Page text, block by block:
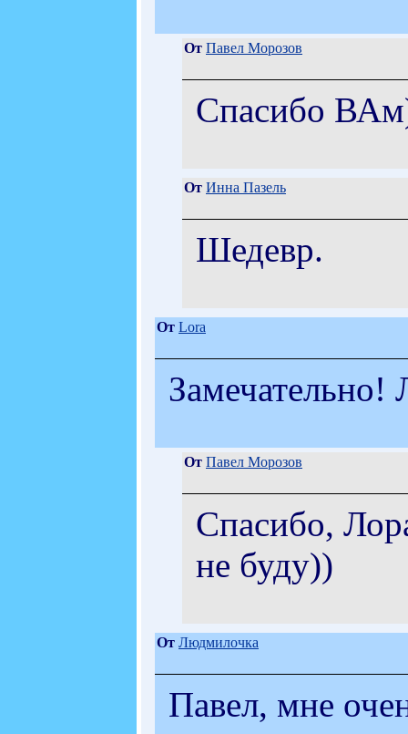
От Павел Морозов
Спасибо
От Инна Пазель
Шедевр.
От Lora
От Павел Морозов
Спасибо,
не буду))
От Людмилочка
Павел, мне